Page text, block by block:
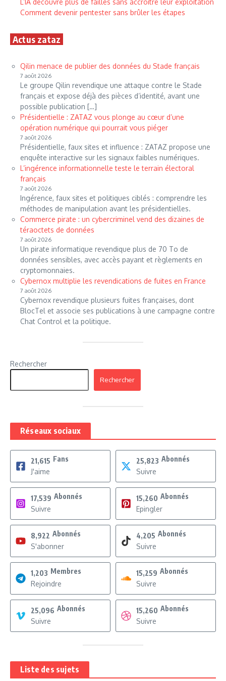
L’IA découvre plus de failles sans accroître leur exploitation
Comment devenir pentester sans brûler les étapes
Actus zataz
Qilin menace de publier des données du Stade français
7 août 2026
Le groupe Qilin revendique une attaque contre le Stade
français et expose déjà des pièces d’identité, avant une
possible publication […]
Présidentielle : ZATAZ vous plonge au cœur d’une
opération numérique qui pourrait vous piéger
7 août 2026
Présidentielle, faux sites et influence : ZATAZ propose une
enquête interactive sur les signaux faibles numériques.
L’ingérence informationnelle teste le terrain électoral
français
7 août 2026
Ingérence, faux sites et politiques ciblés : comprendre les
méthodes de manipulation avant les présidentielles.
Commerce pirate : un cybercriminel vend des dizaines de
téraoctets de données
7 août 2026
Un pirate informatique revendique plus de 70 To de
données sensibles, avec accès payant et règlements en
cryptomonnaies.
Cybernox multiplie les revendications de fuites en France
7 août 2026
Cybernox revendique plusieurs fuites françaises, dont
BlocTel et associe ses publications à une campagne contre
Chat Control et la politique.
Rechercher
Rechercher
Réseaux sociaux
21,615 Fans
J'aime
25,823 Abonnés
Suivre
17,539 Abonnés
Suivre
15,260 Abonnés
Epingler
8,922 Abonnés
S'abonner
4,205 Abonnés
Suivre
1,203 Membres
Rejoindre
15,259 Abonnés
Suivre
25,096 Abonnés
Suivre
15,260 Abonnés
Suivre
Liste des sujets